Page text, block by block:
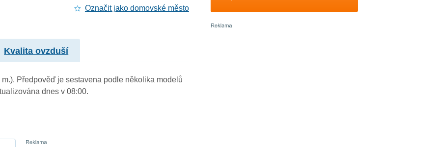
Označit jako domovské město
Kvalita ovzduší
Předpověď je sestavena podle několika modelů
dnes v 08:00.